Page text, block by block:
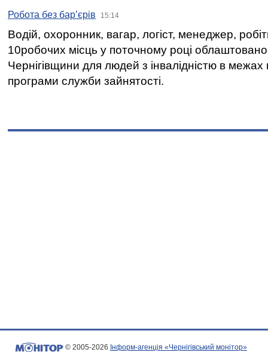
Робота без бар’єрів 15:14
Водій, охоронник, вагар, логіст, менеджер,
10робочих місць у поточному році
Чернігівщини для людей з інвалідністю в межах
програми служби зайнятості.
© 2005-2026 Інформ-агенція «Чернігівський монітор»